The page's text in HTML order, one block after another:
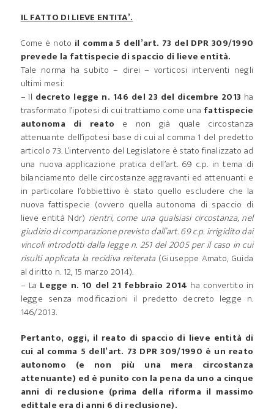
IL FATTO DI LIEVE ENTITA’.
Come è noto il comma 5 dell’art. 73 del DPR 309/1990
prevede la fattispecie di spaccio di lieve entità.
Tale norma ha subito – direi – vorticosi interventi negli
ultimi mesi:
– Il decreto legge n. 146 del 23 del dicembre 2013 ha
trasformato l’ipotesi di cui trattiamo come una fattispecie
autonoma di reato e non già quale circostanza
attenuante dell’ipotesi base di cui al comma 1 del predetto
articolo 73. L’intervento del Legislatore è stato finalizzato ad
una nuova applicazione pratica dell’art. 69 c.p. in tema di
bilanciamento delle circostanze aggravanti ed attenuanti e
in particolare l’obbiettivo è stato quello escludere che la
nuova fattispecie (ovvero quella autonoma di spaccio di
lieve entità Ndr) rientri, come una qualsiasi circostanza, nel
giudizio di comparazione previsto dall’art. 69 c.p. irrigidito dai
vincoli introdotti dalla legge n. 251 del 2005 per il caso in cui
risulti applicata la recidiva reiterata (Giuseppe Amato, Guida
al diritto n. 12, 15 marzo 2014).
– La Legge n. 10 del 21 febbraio 2014 ha convertito in
legge senza modificazioni il predetto decreto legge n.
146/2013.
Pertanto, oggi, il reato di spaccio di lieve entità di
cui al comma 5 dell’art. 73 DPR 309/1990 è un reato
autonomo (e non più una mera circostanza
attenuante) ed è punito con la pena da uno a cinque
anni di reclusione (prima della riforma il massimo
edittale era di anni 6 di reclusione).